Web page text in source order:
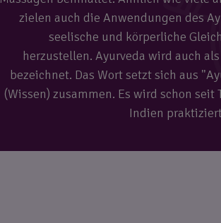
zielen auch die Anwendungen des
seelische und körperliche
herzustellen. Ayurveda wird auch
bezeichnet. Das Wort setzt sich aus
(Wissen) zusammen. Es wird schon seit
Indien